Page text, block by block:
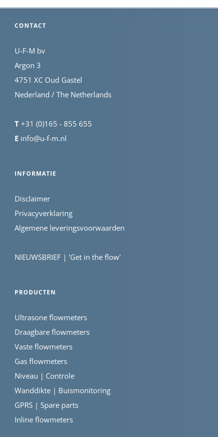
CONTACT
U-F-M bv
Argon 3
4751 XC Oud Gastel
Nederland / The Netherlands
T +31 (0)165 - 855 655
E info@u-f-m.nl
INFORMATIE
Disclaimer
Privacyverklaring
Algemene leveringsvoorwaarden
NIEUWSBRIEF | 'Get in the flow'
PRODUCTEN
Ultrasone flowmeters
Draagbare flowmeters
Vaste flowmeters
Gas flowmeters
Niveau | Controle
Wanddikte | Buismonitoring
GPRS | Spare parts
Inline flowmeters